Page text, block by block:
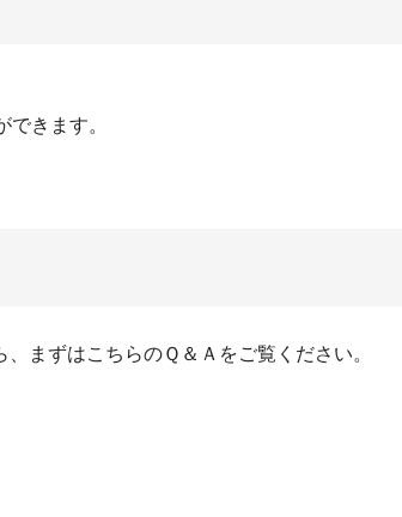
きます。
まずはこちらのＱ＆Ａをご覧ください。